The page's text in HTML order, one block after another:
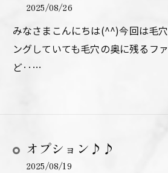
2025/08/26
みなさまこんにちは(^^)今回は毛
ングしていても毛穴の奥に残るフ
ど‥…
オプション♪♪
2025/08/19